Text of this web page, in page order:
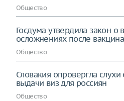
Общество
Госдума утвердила закон о
осложнениях после
Общество
Словакия опровергла
выдачи виз для россиян
Общество